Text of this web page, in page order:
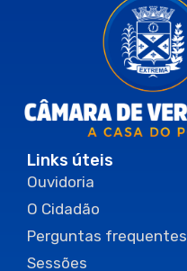
Links úteis
Ouvidoria
O Cidadão
Perguntas frequentes
Sessões